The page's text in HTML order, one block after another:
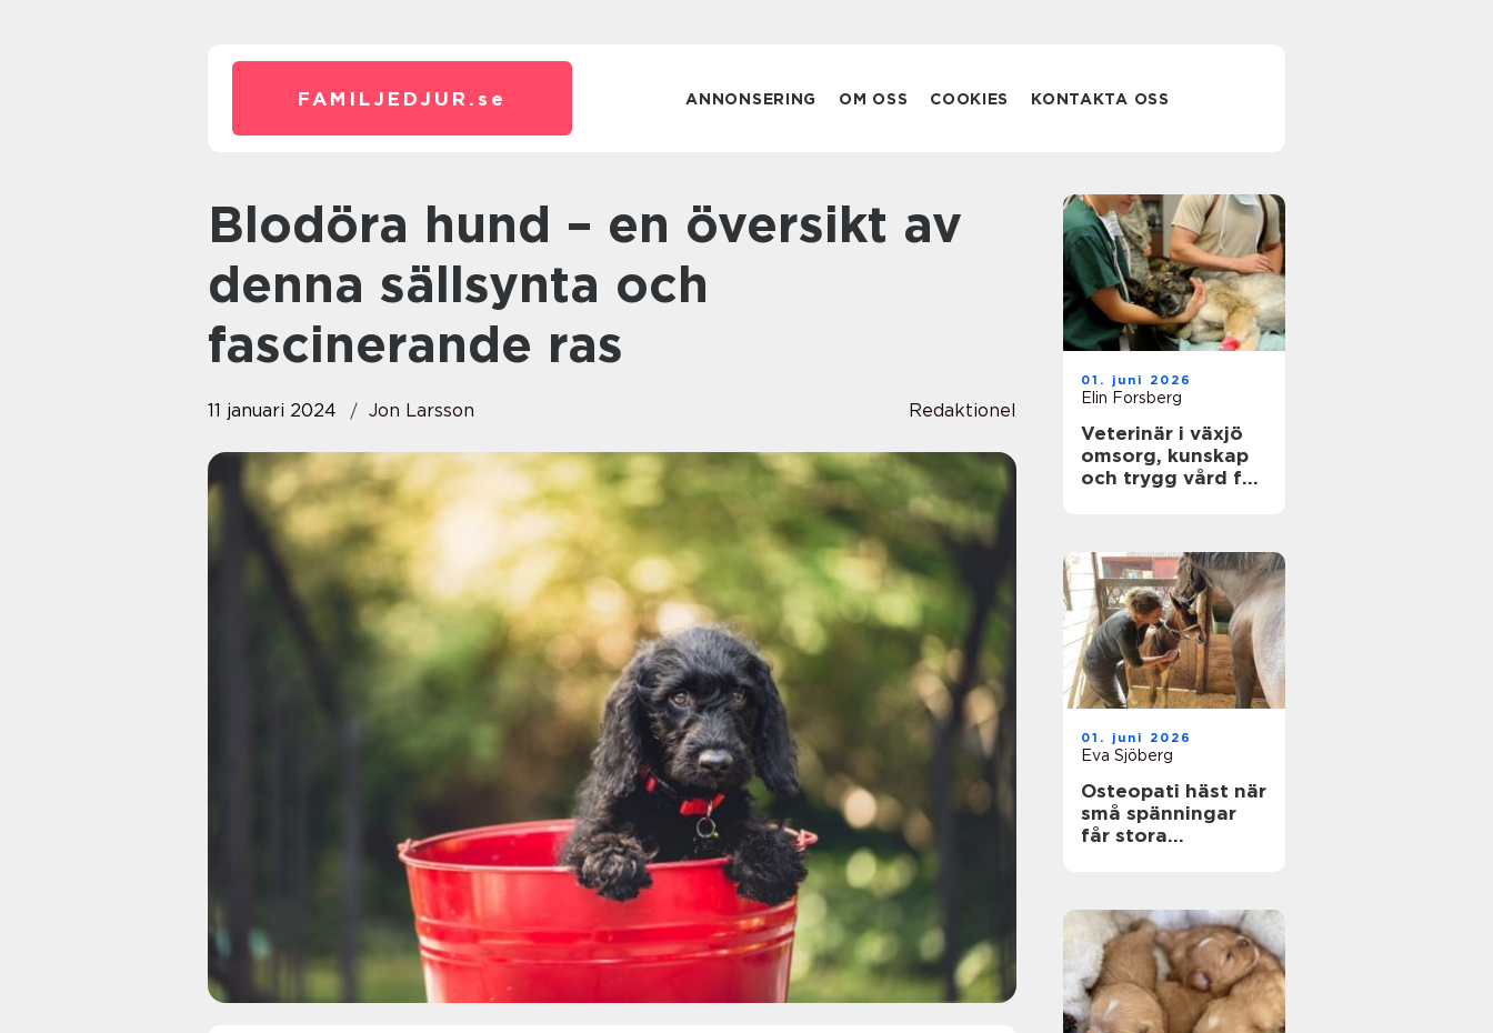
FAMILJEDJUR. se ANNONSERING OM OSS COOKIES KONTAKTA OSS
Blodöra hund – en översikt av
denna sällsynta och
fascinerande ras
11 januari 2024 Jon Larsson Redaktionel
01. juni 2026
Elin Forsberg
Veterinär i växjö
omsorg, kunskap
och trygg vård för
01. juni 2026
Eva Sjöberg
Osteopati häst när
små spänningar
får stora